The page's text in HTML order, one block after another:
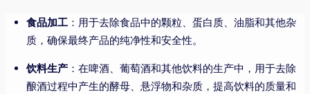
食品加工 ：用于去除食品中的颗粒、蛋白质、油脂和其他杂
质，确保最终产品的纯净性和安全性。
饮料生产 ：在啤酒、葡萄酒和其他饮料的生产中，用于去除
酿酒过程中产生的酵母、悬浮物和杂质，提高饮料的质量和